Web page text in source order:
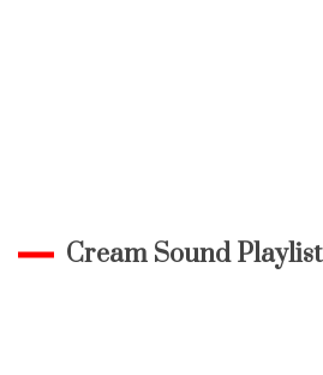
Cream Sound Playlist